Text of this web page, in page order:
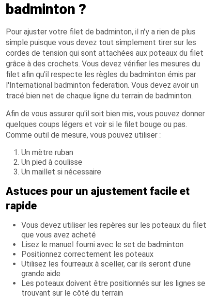
badminton ?
Pour ajuster votre filet de badminton, il n'y a rien de plus
simple puisque vous devez tout simplement tirer sur les
cordes de tension qui sont attachées aux poteaux du filet
grâce à des crochets. Vous devez vérifier les mesures du
filet afin qu'il respecte les règles du badminton émis par
l'International badminton federation. Vous devez avoir un
tracé bien net de chaque ligne du terrain de badminton.
Afin de vous assurer qu'il soit bien mis, vous pouvez donner
quelques coups légers et voir si le filet bouge ou pas.
Comme outil de mesure, vous pouvez utiliser :
Un mètre ruban
Un pied à coulisse
Un maillet si nécessaire
Astuces pour un ajustement facile et
rapide
Vous devez utiliser les repères sur les poteaux du filet
que vous avez acheté
Lisez le manuel fourni avec le set de badminton
Positionnez correctement les poteaux
Utilisez les fourreaux à sceller, car ils seront d'une
grande aide
Les poteaux doivent être positionnés sur les lignes se
trouvant sur le côté du terrain